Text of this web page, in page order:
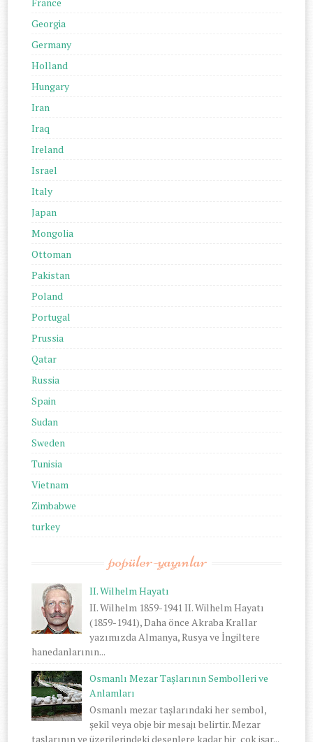
France
Georgia
Germany
Holland
Hungary
Iran
Iraq
Ireland
Israel
Italy
Japan
Mongolia
Ottoman
Pakistan
Poland
Portugal
Prussia
Qatar
Russia
Spain
Sudan
Sweden
Tunisia
Vietnam
Zimbabwe
turkey
popüler-yayınlar
II. Wilhelm Hayatı
II. Wilhelm 1859-1941 II. Wilhelm Hayatı
(1859-1941), Daha önce Akraba Krallar
yazımızda Almanya, Rusya ve İngiltere
hanedanlarının...
Osmanlı Mezar Taşlarının Sembolleri ve
Anlamları
Osmanlı mezar taşlarındaki her sembol,
şekil veya obje bir mesajı belirtir. Mezar
taşlarının ve üzerilerindeki desenlere kadar bir çok işar...